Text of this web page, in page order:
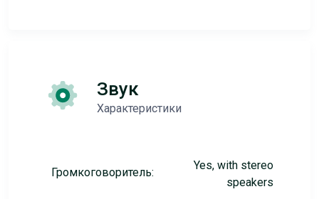
Звук
Характеристики
Громкоговоритель:
Yes, with stereo
speakers